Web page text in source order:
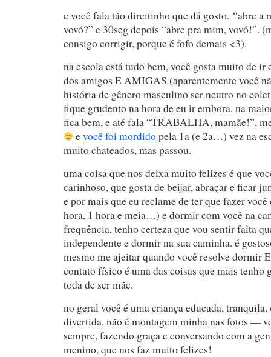
e você fala tão direitinho que dá gosto. “abre a
vovó?” e 30seg depois “abre pra mim, vovó!”.
consigo corrigir, porque é fofo demais <3).
na escola está tudo bem, você gosta muito de ir
dos amigos E AMIGAS (aparentemente você
história de gênero masculino ser neutro no
fique grudento na hora de eu ir embora. na
fica bem, e até fala “TRABALHA, mamãe!”,
evocê foi mordidopela 1a (e 2a…) vez na
muito chateados, mas passou.
uma coisa que nos deixa muito felizes é que
carinhoso, que gosta de beijar, abraçar e ficar
e por mais que eu reclame de ter que fazer
hora, 1 hora e meia…) e dormir com você na
frequência, tenho certeza que vou sentir falta
independente e dormir na sua caminha. é
mesmo me ajeitar quando você resolve dormir
contato físico é uma das coisas que mais tenho
toda de ser mãe.
no geral você é uma criança educada,
divertida. não é montagem minha nas fotos —
sempre, fazendo graça e conversando com a
menino, que nos faz muito felizes!